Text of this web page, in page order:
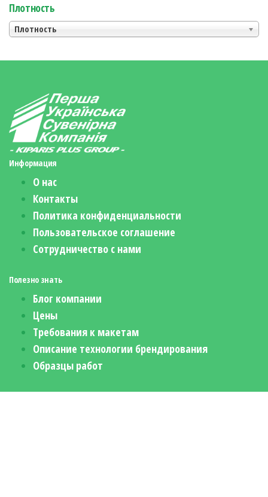
Плотность
Плотность
Информация
О нас
Контакты
Политика конфиденциальности
Пользовательское соглашение
Сотрудничество с нами
Полезно знать
Блог компании
Цены
Требования к макетам
Описание технологии брендирования
Образцы работ